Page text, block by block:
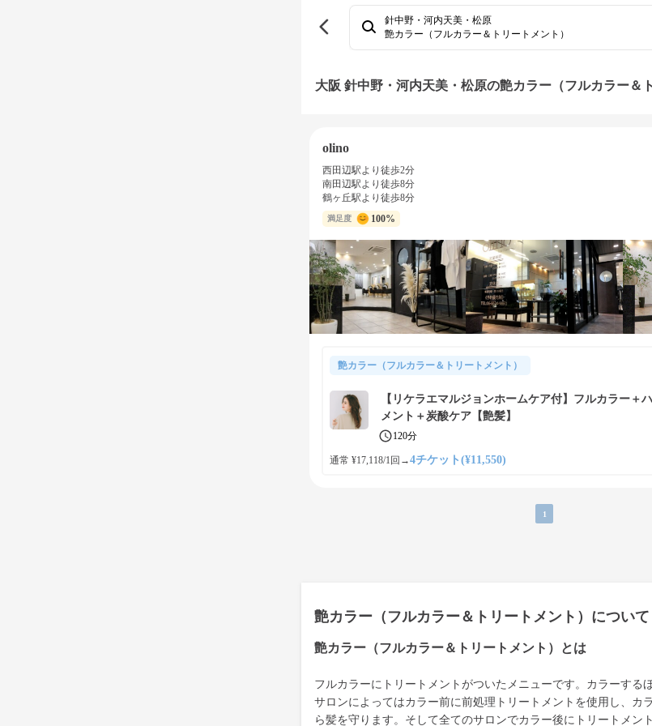
針中野・河内天美・松原
艶カラー（フルカラー＆トリートメント）
大阪 針中野・河内天美・松原の艶カラー（フルカラー＆
olino
西田辺駅より徒歩2分
南田辺駅より徒歩8分
鶴ヶ丘駅より徒歩8分
満足度 100%
艶カラー（フルカラー＆トリートメント）
【リケラエマルジョンホームケア付】フルカラー＋
メント＋炭酸ケア【艶髪】
120分
通常 ¥17,118/1回 →4チケット(¥11,550)
1
艶カラー（フルカラー＆トリートメント）について
艶カラー（フルカラー＆トリートメント）とは
フルカラーにトリートメントがついたメニューです。カラーする
サロンによってはカラー前に前処理トリートメントを使用し、カ
ら髪を守ります。そして全てのサロンでカラー後にトリートメン